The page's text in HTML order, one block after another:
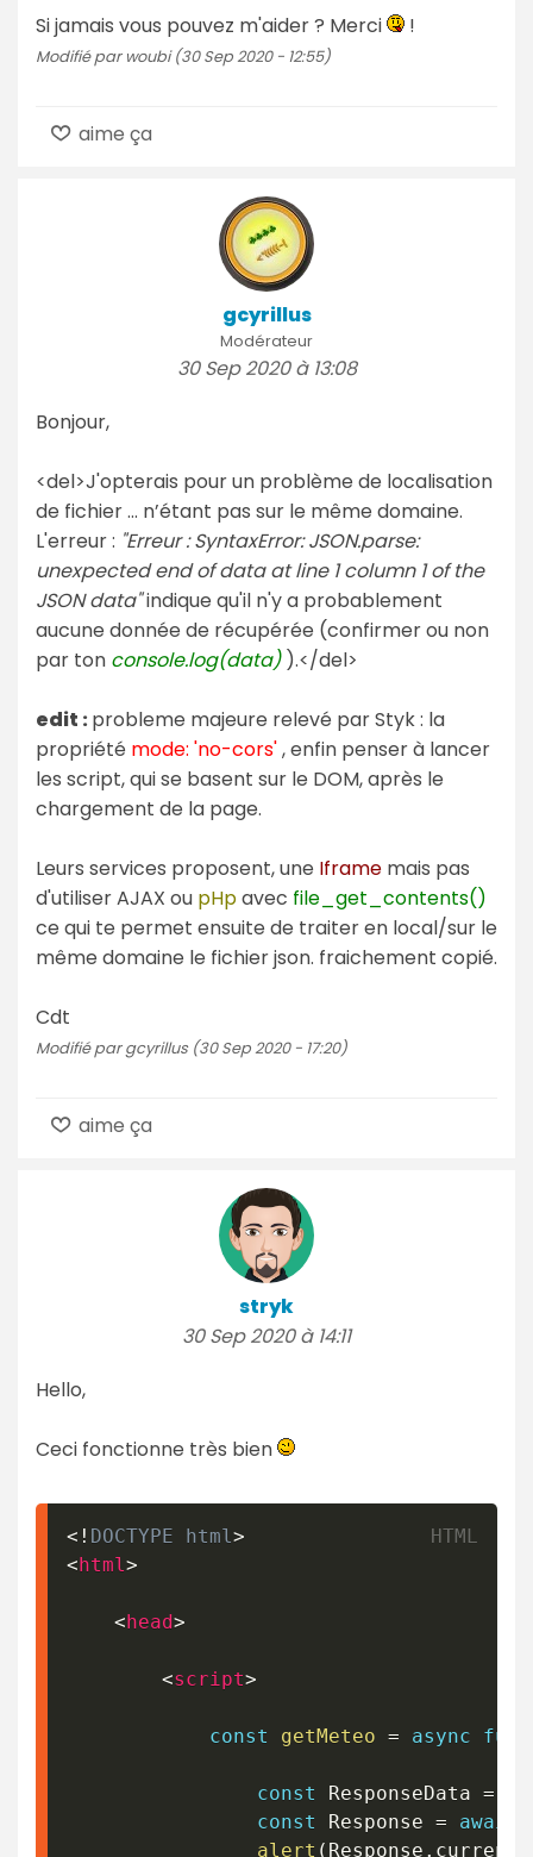
Si jamais vous pouvez m'aider ? Merci !
Modifié par woubi (30 Sep 2020 - 12:55)
aime ça
gcyrillus
Modérateur
30 Sep 2020 à 13:08
Bonjour,
<del>J'opterais pour un problème de localisation
de fichier ... n’étant pas sur le même domaine.
L'erreur : "Erreur : SyntaxError: JSON.parse:
unexpected end of data at line 1 column 1 of the
JSON data"indique qu'il n'y a probablement
aucune donnée de récupérée (confirmer ou non
par ton console.log(data) ).</del>
edit :probleme majeure relevé par Styk : la
propriété mode: 'no-cors', enfin penser à lancer
les script, qui se basent sur le DOM, après le
chargement de la page.
Leurs services proposent, une Iframe mais pas
d'utiliser AJAX ou pHpavec file_get_contents()
ce qui te permet ensuite de traiter en local/sur le
même domaine le fichier json. fraichement copié.
Cdt
Modifié par gcyrillus (30 Sep 2020 - 17:20)
aime ça
stryk
30 Sep 2020 à 14:11
Hello,
Ceci fonctionne très bien
<! DOCTYPE html >
<html >
<head>
<script>
const getMeteo = async
const ResponseData =
const
Response = await
alert ( Response .